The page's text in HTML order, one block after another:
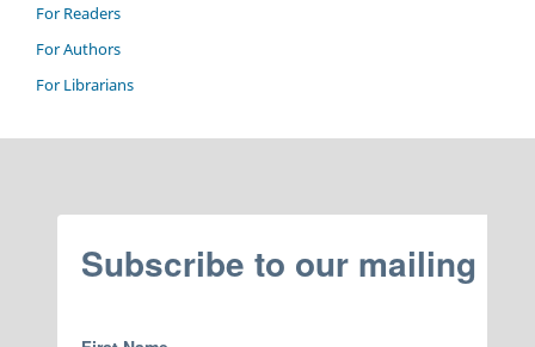
For Readers
For Authors
For Librarians